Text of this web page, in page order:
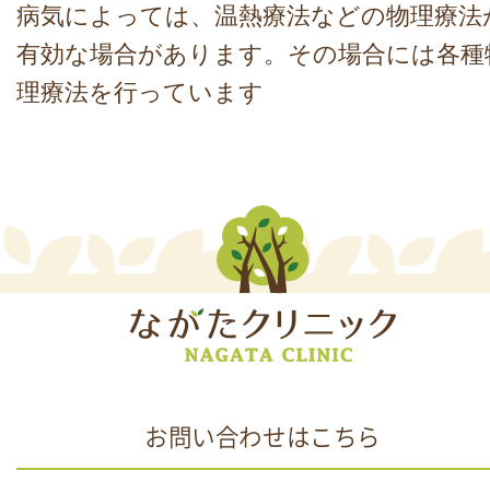
病気によっては、温熱療法などの物理療法
有効な場合があります。その場合には各種
理療法を行っています
お問い合わせはこちら